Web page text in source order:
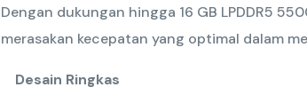
Dengan dukungan hingga 16 GB LPDDR5
merasakan kecepatan yang optimal dalam
Desain Ringkas